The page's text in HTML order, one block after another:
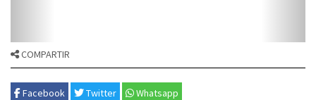
COMPARTIR
Facebook Twitter Whatsapp